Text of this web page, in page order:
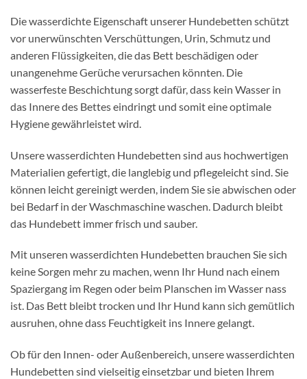
Die wasserdichte Eigenschaft unserer Hundebetten schützt
vor unerwünschten Verschüttungen, Urin, Schmutz und
anderen Flüssigkeiten, die das Bett beschädigen oder
unangenehme Gerüche verursachen könnten. Die
wasserfeste Beschichtung sorgt dafür, dass kein Wasser in
das Innere des Bettes eindringt und somit eine optimale
Hygiene gewährleistet wird.
Unsere wasserdichten Hundebetten sind aus hochwertigen
Materialien gefertigt, die langlebig und pflegeleicht sind. Sie
können leicht gereinigt werden, indem Sie sie abwischen oder
bei Bedarf in der Waschmaschine waschen. Dadurch bleibt
das Hundebett immer frisch und sauber.
Mit unseren wasserdichten Hundebetten brauchen Sie sich
keine Sorgen mehr zu machen, wenn Ihr Hund nach einem
Spaziergang im Regen oder beim Planschen im Wasser nass
ist. Das Bett bleibt trocken und Ihr Hund kann sich gemütlich
ausruhen, ohne dass Feuchtigkeit ins Innere gelangt.
Ob für den Innen- oder Außenbereich, unsere wasserdichten
Hundebetten sind vielseitig einsetzbar und bieten Ihrem